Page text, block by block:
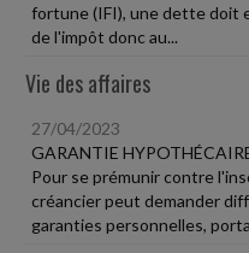
fortune (IFI), une dette doit
de l'impôt donc au...
Vie des affaires
27/04/2023
GARANTIE
Pour se prémunir contre
créancier peut demander
garanties personnelles,